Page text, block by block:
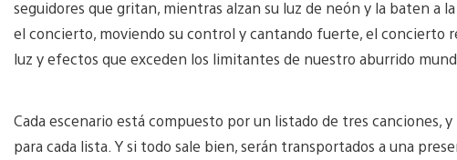
seguidores que gritan, mientras alzan su luz de neón y la baten a
el concierto, moviendo su control y cantando fuerte, el concierto
luz y efectos que exceden los limitantes de nuestro aburrido
Cada escenario está compuesto por un listado de tres canciones,
para cada lista. Y si todo sale bien, serán transportados a una